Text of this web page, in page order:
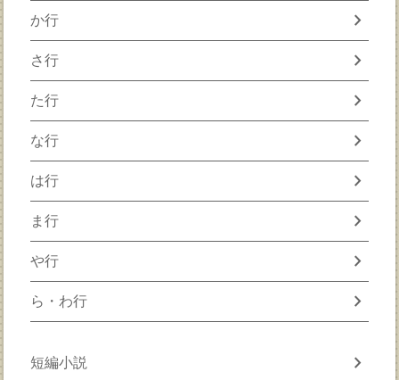
か行 chevron_right
さ行 chevron_right
た行 chevron_right
な行 chevron_right
は行 chevron_right
ま行 chevron_right
や行 chevron_right
ら・わ行 chevron_right
短編小説 chevron_right